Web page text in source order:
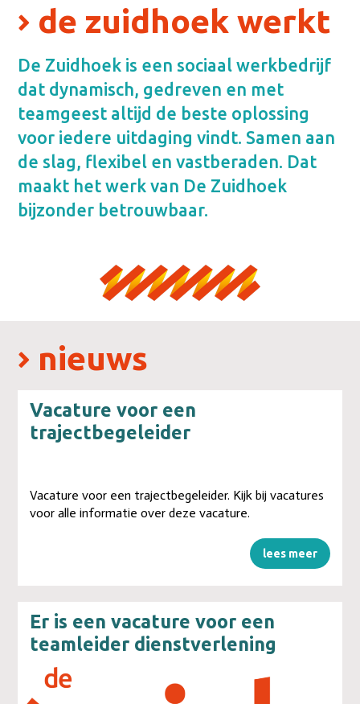
de zuidhoek werkt
De Zuidhoek is een sociaal werkbedrijf
dat dynamisch, gedreven en met
teamgeest altijd de beste oplossing
voor iedere uitdaging vindt. Samen aan
de slag, flexibel en vastberaden. Dat
maakt het werk van De Zuidhoek
bijzonder betrouwbaar.
nieuws
Vacature voor een
trajectbegeleider
Vacature voor een trajectbegeleider. Kijk bij vacatures
voor alle informatie over deze vacature.
lees meer
Er is een vacature voor een
teamleider dienstverlening